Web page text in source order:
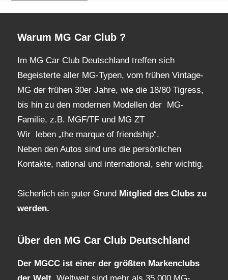
Warum MG Car Club ?
Im MG Car Club Deutschland treffen sich
Begeisterte aller MG-Typen, vom frühen Vintage-
MG der frühen 30er Jahre, wie die 18/80 Tigress,
bis hin zu den modernen Modellen der MG-
Familie, z.B. MGF/TF und MG ZT
Wir leben „the marque of friendship“.
Neben den Autos sind uns die persönlichen
Kontakte, national und international, sehr wichtig.
Sicherlich ein guter Grund Mitglied des Clubs zu
werden.
Über den MG Car Club Deutschland
Der MGCC ist einer der größten Markenclubs